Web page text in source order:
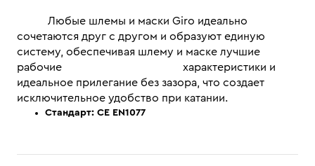
Любые шлемы и маски Giro идеально
сочетаются друг с другом и образуют единую
систему, обеспечивая шлему и маске лучшие
рабочие характеристики и
идеальное прилегание без зазора, что создает
исключительное удобство при катании.
Стандарт: CE EN1077